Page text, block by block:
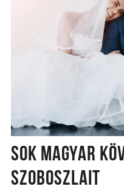
SOK MAGYAR
SZOBOSZLAIT